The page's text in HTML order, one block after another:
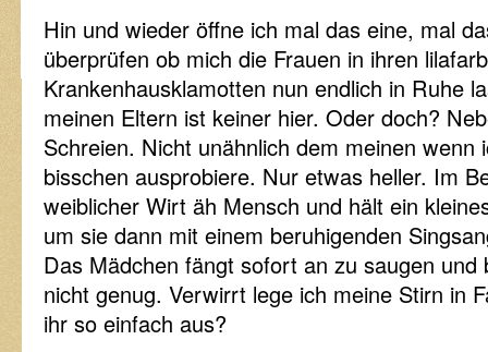
Hin und wieder öffne ich mal das eine, mal
überprüfen ob mich die Frauen in ihren
Krankenhausklamotten nun endlich in Ruhe
meinen Eltern ist keiner hier. Oder doch?
Schreien. Nicht unähnlich dem meinen wenn
bisschen ausprobiere. Nur etwas heller. Im
weiblicher Wirt äh Mensch und hält ein
um sie dann mit einem beruhigenden
Das Mädchen fängt sofort an zu saugen
nicht genug. Verwirrt lege ich meine Stirn in
ihr so einfach aus?